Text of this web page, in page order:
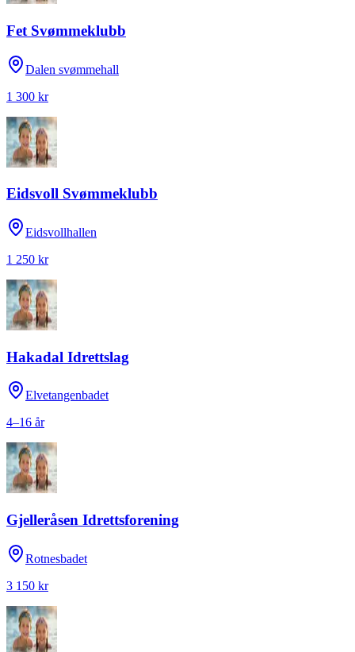
Fet Svømmeklubb
Dalen svømmehall
1 300 kr
Eidsvoll Svømmeklubb
Eidsvollhallen
1 250 kr
Hakadal Idrettslag
Elvetangenbadet
4–16 år
Gjelleråsen Idrettsforening
Rotnesbadet
3 150 kr